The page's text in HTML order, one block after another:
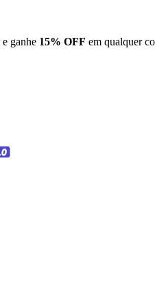
e ganhe 15% OFF em qualquer